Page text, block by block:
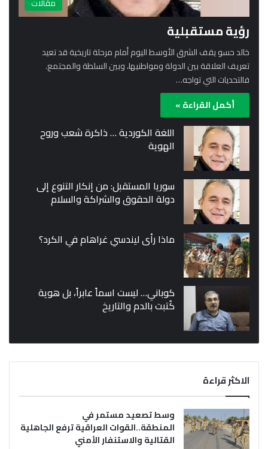
مقالات
رؤية مستقبلية
خالد حسو يقف الشرق الأوسط اليوم أمام مرحلة تاريخية قد تعيد
تعريف العلاقة بين الدولة ومواطنيها، وبين السلطة والمجتمع.
فالتحديات التي تواجه…
أكمل القراءة »
اللغة الكوردية … ذاكرة شعب وروح
الهوية
سوريا المستقبل: من إنكار التنوع إلى
دولة الحقوق والشراكة والسلام
ماذا رأى ليندسي غراهام في الكرد؟
كوباني… ليست اسماً عابراً، بل هوية
كُتبت بالدم والتاريخ
الاكثر قراءة
وسط تصعيد مستمر في
المنطقة..القوات العراقية ترفع الجاهلية
القتالية والاستنفار الأمني